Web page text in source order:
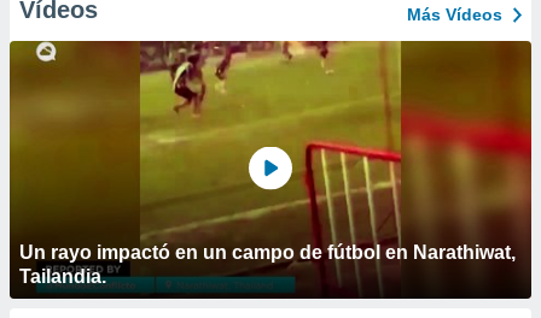
Vídeos Más Vídeos
Un rayo impactó en un campo de fútbol en Narathiwat,
Tailandia.